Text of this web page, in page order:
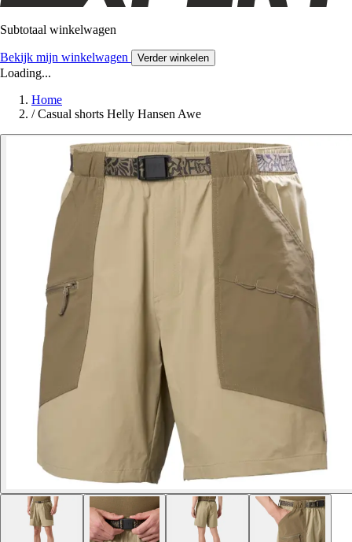
Subtotaal winkelwagen
Bekijk mijn winkelwagen Verder winkelen
Loading...
Home
/ Casual shorts Helly Hansen Awe